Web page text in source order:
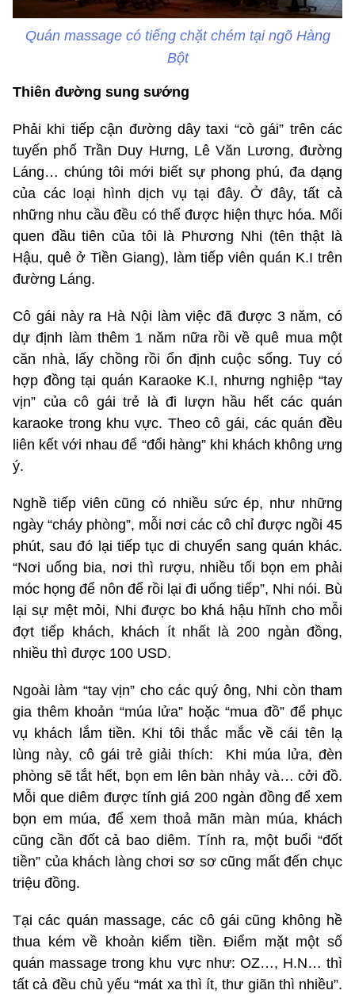
Quán massage có tiếng chặt chém tại ngõ Hàng
Bột
Thiên đường sung sướng
Phải khi tiếp cận đường dây taxi “cò gái” trên các
tuyến phố Trần Duy Hưng, Lê Văn Lương, đường
Láng… chúng tôi mới biết sự phong phú, đa dạng
của các loại hình dịch vụ tại đây. Ở đây, tất cả
những nhu cầu đều có thể được hiện thực hóa. Mối
quen đầu tiên của tôi là Phương Nhi (tên thật là
Hậu, quê ở Tiền Giang), làm tiếp viên quán K.I trên
đường Láng.
Cô gái này ra Hà Nội làm việc đã được 3 năm, có
dự định làm thêm 1 năm nữa rồi về quê mua một
căn nhà, lấy chồng rồi ổn định cuộc sống. Tuy có
hợp đồng tại quán Karaoke K.I, nhưng nghiệp “tay
vịn” của cô gái trẻ là đi lượn hầu hết các quán
karaoke trong khu vực. Theo cô gái, các quán đều
liên kết với nhau để “đổi hàng” khi khách không ưng
ý.
Nghề tiếp viên cũng có nhiều sức ép, như những
ngày “cháy phòng”, mỗi nơi các cô chỉ được ngồi 45
phút, sau đó lại tiếp tục di chuyển sang quán khác.
“Nơi uống bia, nơi thì rượu, nhiều tối bọn em phải
móc họng để nôn để rồi lại đi uống tiếp”, Nhi nói. Bù
lại sự mệt mỏi, Nhi được bo khá hậu hĩnh cho mỗi
đợt tiếp khách, khách ít nhất là 200 ngàn đồng,
nhiều thì được 100 USD.
Ngoài làm “tay vịn” cho các quý ông, Nhi còn tham
gia thêm khoản “múa lửa” hoặc “mua đồ” để phục
vụ khách lắm tiền. Khi tôi thắc mắc về cái tên lạ
lùng này, cô gái trẻ giải thích: Khi múa lửa, đèn
phòng sẽ tắt hết, bọn em lên bàn nhảy và… cởi đồ.
Mỗi que diêm được tính giá 200 ngàn đồng để xem
bọn em múa, để xem thoả mãn màn múa, khách
cũng cần đốt cả bao diêm. Tính ra, một buổi “đốt
tiền” của khách làng chơi sơ sơ cũng mất đến chục
triệu đồng.
Tại các quán massage, các cô gái cũng không hề
thua kém về khoản kiếm tiền. Điểm mặt một số
quán massage trong khu vực như: OZ…, H.N… thì
tất cả đều chủ yếu “mát xa thì ít, thư giãn thì nhiều”.